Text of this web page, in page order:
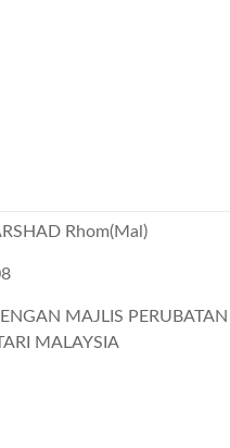
Rhom(Mal)
MAJLIS
MALAYSIA